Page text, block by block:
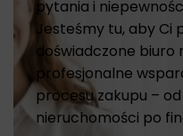
pytania i
Jesteśmy tu, aby Ci
doświadczone biuro
profesjonalne
procesu zakupu –
nieruchomości po